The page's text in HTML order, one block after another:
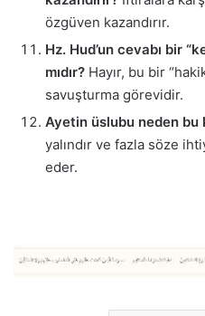
özgüven kazandırır.
Hz. Hud’un cevabı bir
mıdır? Hayır, bu bir
savuşturma görevidir.
Ayetin üslubu neden bu
yalındır ve fazla söze
eder.